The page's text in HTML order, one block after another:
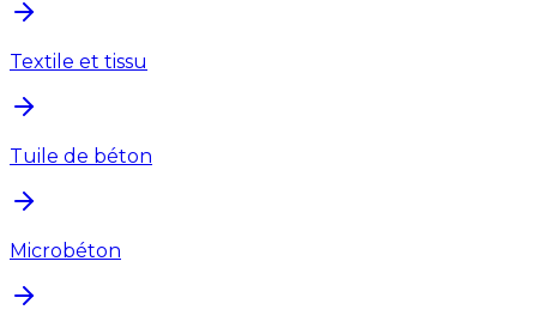
Textile et tissu
Tuile de béton
Microbéton